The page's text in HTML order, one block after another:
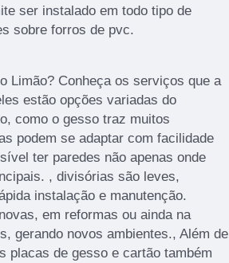
ser instalado em todo tipo de
sobre forros de pvc.
Limão? Conheça os serviços que a
estão opções variadas do
como o gesso traz muitos
podem se adaptar com facilidade
ter paredes não apenas onde
, divisórias são leves,
instalação e manutenção.
em reformas ou ainda na
gerando novos ambientes., Além de
placas de gesso e cartão também